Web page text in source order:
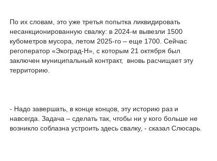
По их словам, это уже третья попытка ликвидировать
несанкционированную свалку: в 2024-м вывезли 1500
кубометров мусора, летом 2025-го – еще 1700. Сейчас
регоператор «Экоград-Н», с которым 21 октября был
заключен муниципальный контракт, вновь расчищает эту
территорию.
- Надо завершать, в конце концов, эту историю раз и
навсегда. Задача – сделать так, чтобы ни у кого больше не
возникло соблазна устроить здесь свалку, - сказал Слюсарь.